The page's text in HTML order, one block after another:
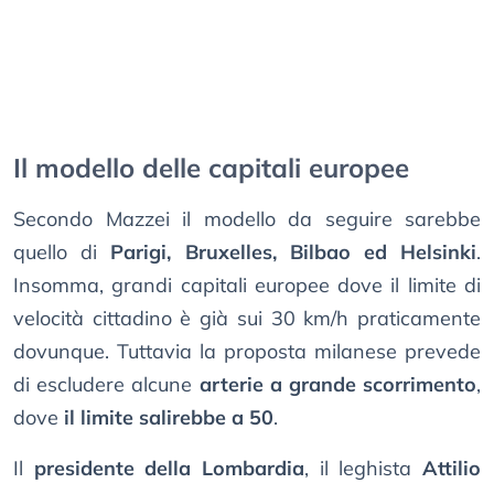
Il modello delle capitali europee
Secondo Mazzei il modello da seguire sarebbe
quello di Parigi, Bruxelles, Bilbao ed Helsinki.
Insomma, grandi capitali europee dove il limite di
velocità cittadino è già sui 30 km/h praticamente
dovunque. Tuttavia la proposta milanese prevede
di escludere alcune arterie a grande scorrimento,
dove il limite salirebbe a 50.
Il presidente della Lombardia, il leghistaAttilio